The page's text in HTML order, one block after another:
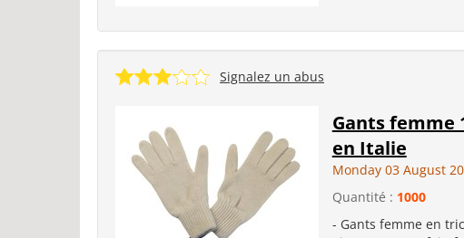
Signalez un abus
Gants femme
en Italie
Monday 03 August
Quantité : 1000
- Gants femme en